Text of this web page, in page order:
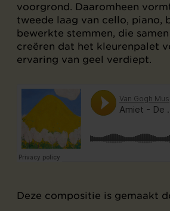
voorgrond. Daaromheen
tweede laag van cello, piano,
bewerkte stemmen, die
creëren dat het kleurenpalet
ervaring van geel verdiept.
Deze compositie is gemaakt